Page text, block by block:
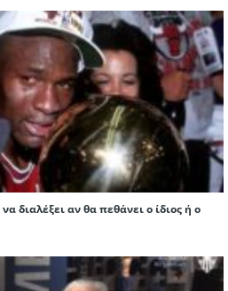
διαλέξει αν θα πεθάνει ο ίδιος ή ο